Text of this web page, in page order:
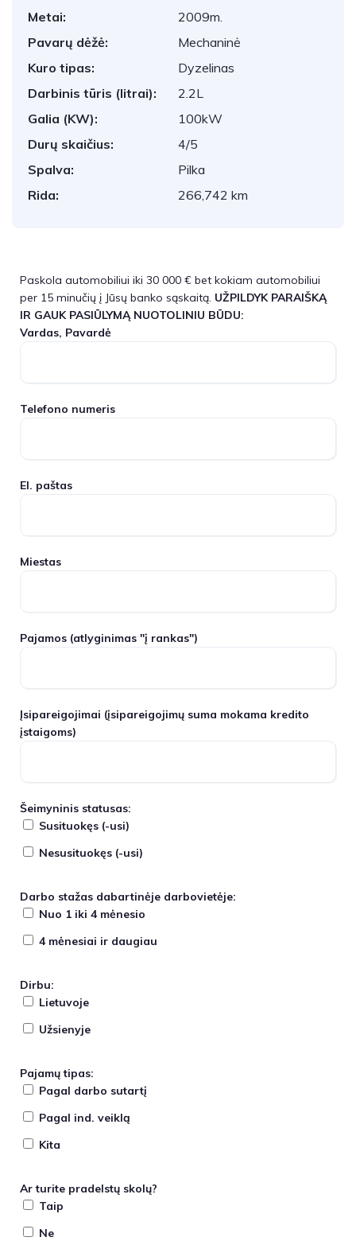
Metai:
2009m.
Pavarų dėžė:
Mechaninė
Kuro tipas:
Dyzelinas
Darbinis tūris (litrai):
2.2L
Galia (KW):
100kW
Durų skaičius:
4/5
Spalva:
Pilka
Rida:
266,742 km
Paskola automobiliui iki 30 000 € bet kokiam automobiliui
per 15 minučių į Jūsų banko sąskaitą. UŽPILDYK PARAIŠKĄ
IR GAUK PASIŪLYMĄ NUOTOLINIU BŪDU:
Vardas, Pavardė
Telefono numeris
El. paštas
Miestas
Pajamos (atlyginimas "į rankas")
Įsipareigojimai (įsipareigojimų suma mokama kredito
įstaigoms)
Šeimyninis statusas:
Susituokęs (-usi)
Nesusituokęs (-usi)
Darbo stažas dabartinėje darbovietėje:
Nuo 1 iki 4 mėnesio
4 mėnesiai ir daugiau
Dirbu:
Lietuvoje
Užsienyje
Pajamų tipas:
Pagal darbo sutartį
Pagal ind. veiklą
Kita
Ar turite pradelstų skolų?
Taip
Ne